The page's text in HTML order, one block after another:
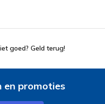
goed? Geld terug!
en promoties